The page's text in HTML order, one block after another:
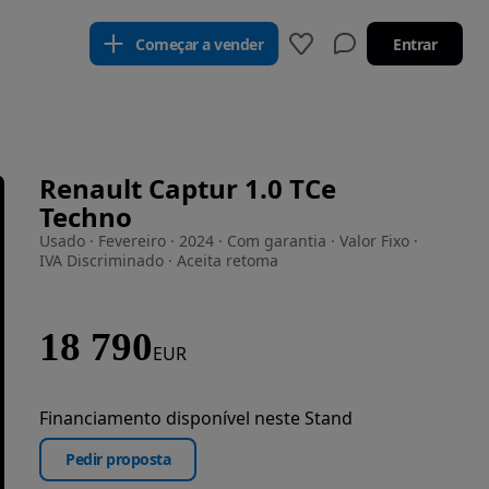
Começar a vender Entrar
Renault Captur 1.0 TCe
Techno
Usado · Fevereiro · 2024 · Com garantia · Valor Fixo ·
IVA Discriminado · Aceita retoma
18 790EUR
Financiamento disponível neste Stand
Pedir proposta